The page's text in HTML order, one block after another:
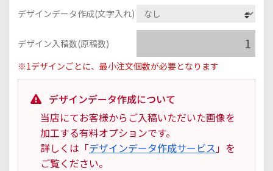
デザインデータ作成(文字入れ)
デザイン入稿数(原稿数)
※1デザインごとに、最小注文個数が必要となります
デザインデータ作成について
当店にてお客様からご入稿いただいた画像を
加工する有料オプションです。
詳しくは「デザインデータ作成サービス」を
ご覧ください。